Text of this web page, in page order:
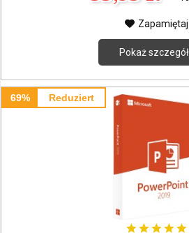
Zapamiętaj
Pokaż
69% Reduziert